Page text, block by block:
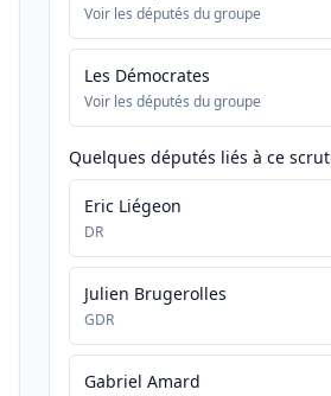
Voir les députés du groupe
Les Démocrates
Voir les députés du groupe
Quelques députés liés à ce
Eric Liégeon
DR
Julien Brugerolles
GDR
Gabriel Amard